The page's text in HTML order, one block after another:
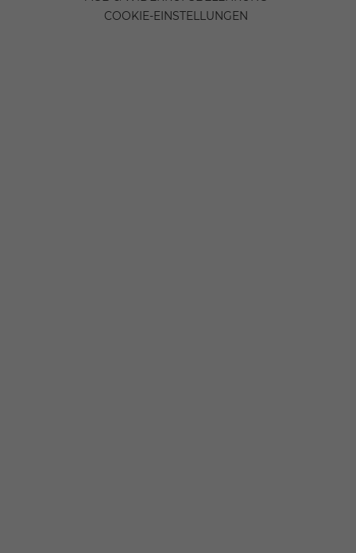
COOKIE-EINSTELLUNGEN